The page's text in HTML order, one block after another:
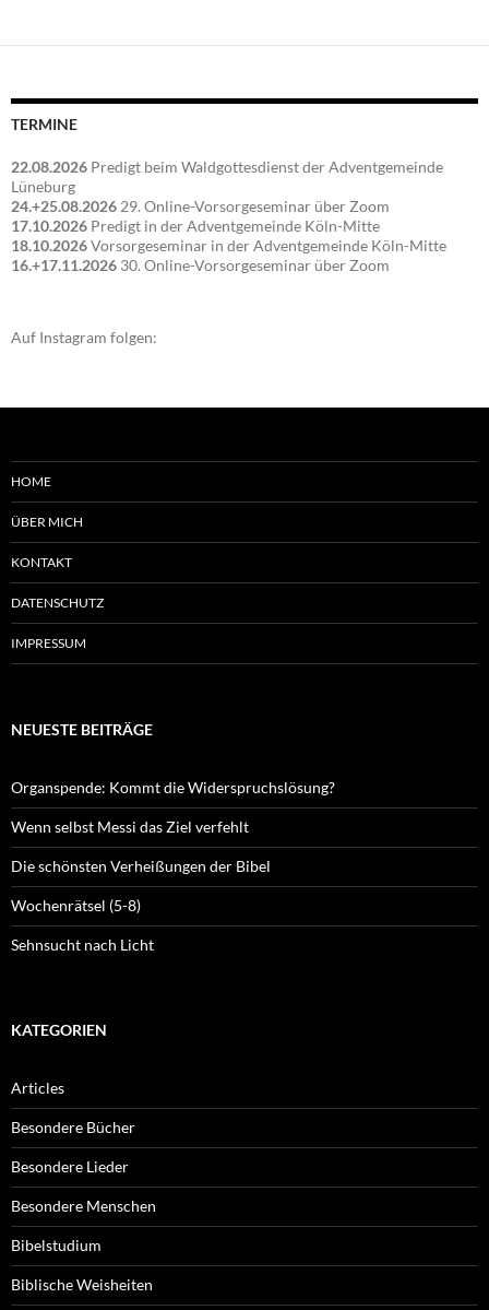
TERMINE
22.08.2026 Predigt beim Waldgottesdienst der Adventgemeinde
Lüneburg
24.+25.08.2026 29. Online-Vorsorgeseminar über Zoom
17.10.2026 Predigt in der Adventgemeinde Köln-Mitte
18.10.2026Vorsorgeseminar in der Adventgemeinde Köln-Mitte
16.+17.11.2026 30. Online-Vorsorgeseminar über Zoom
Auf Instagram folgen:
HOME
ÜBER MICH
KONTAKT
DATENSCHUTZ
IMPRESSUM
NEUESTE BEITRÄGE
Organspende: Kommt die Widerspruchslösung?
Wenn selbst Messi das Ziel verfehlt
Die schönsten Verheißungen der Bibel
Wochenrätsel (5-8)
Sehnsucht nach Licht
KATEGORIEN
Articles
Besondere Bücher
Besondere Lieder
Besondere Menschen
Bibelstudium
Biblische Weisheiten